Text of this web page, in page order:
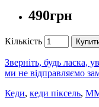
490грн
Кількість
Зверніть, будь ласка,
ми не відправляємо
Кеди, кеди піксель,